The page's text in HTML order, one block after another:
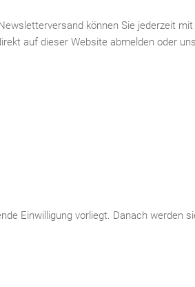
können Sie jederzeit
auf dieser Website abmelden oder
Einwilligung vorliegt. Danach werden